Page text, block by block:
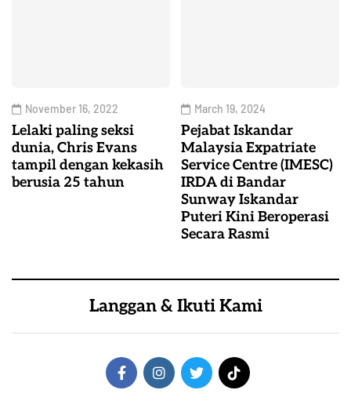
November 16, 2022
Lelaki paling seksi
dunia, Chris Evans
tampil dengan kekasih
berusia 25 tahun
March 19, 2024
Pejabat Iskandar
Malaysia Expatriate
Service Centre (IMESC)
IRDA di Bandar
Sunway Iskandar
Puteri Kini Beroperasi
Secara Rasmi
Langgan & Ikuti Kami